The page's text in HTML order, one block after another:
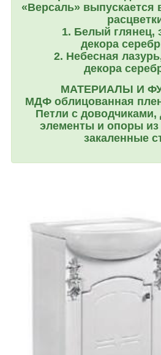
«Версаль» выпускается
1. Белый глянец,
декора
2. Небесная лазурь
декора
МАТЕРИАЛЫ И
МДФ облицованная
Петли с доводчиками,
элементы и опоры из
закаленные